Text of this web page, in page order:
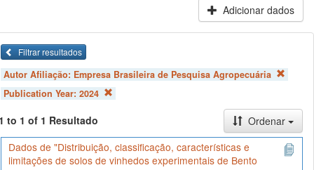
Adicionar dados
Filtrar resultados
Autor Afiliação: Empresa Brasileira de Pesquisa Agropecuária
Publication Year: 2024
to 1 of 1 Resultado
Ordenar
Dados de "Distribuição, classificação, características e
limitações de solos de vinhedos experimentais de Bento